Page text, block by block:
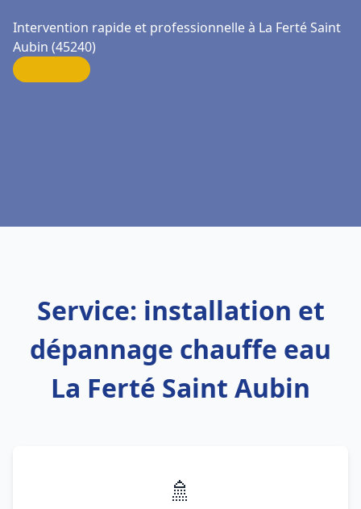
Intervention rapide et professionnelle à La Ferté Saint
Aubin (45240)
Service: installation et
dépannage chauffe eau
La Ferté Saint Aubin
🚿